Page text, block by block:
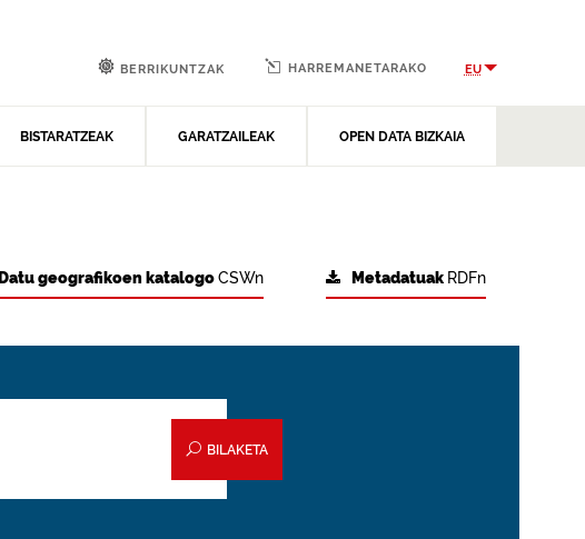
BISTARATZEAK GARATZAILEAK OPEN DATA BIZKAIA
BERRIKUNTZAK HARREMANETARAKO EU
Metadatuak RDFn
Datu geografikoen katalogoCSWn
BILAKETA